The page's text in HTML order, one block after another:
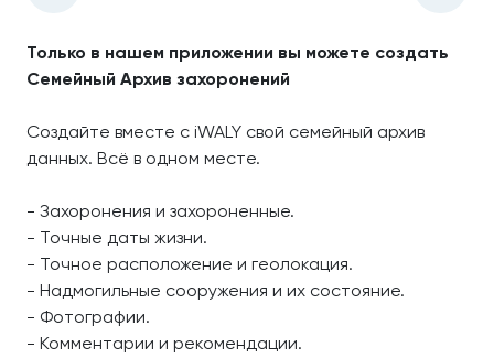
Только в нашем приложении вы можете создать
Семейный Архив захоронений
Создайте вместе с iWALY свой семейный архив
данных. Всё в одном месте.
- Захоронения и захороненные.
- Точные даты жизни.
- Точное расположение и геолокация.
- Надмогильные сооружения и их состояние.
- Фотографии.
- Комментарии и рекомендации.